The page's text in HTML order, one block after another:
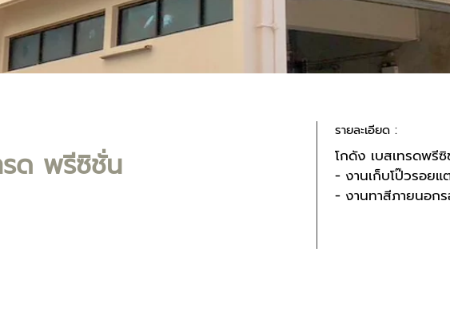
รด พรีซิชั่น
รายละเอียด :
โกดัง เบสเทรดพรี
- งานเก็บโป๊วรอยแ
- งานทาสีภายนอกร